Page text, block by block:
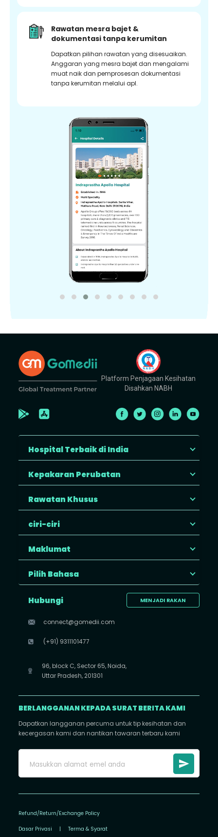
Rawatan mesra bajet &
dokumentasi tanpa kerumitan
Dapatkan pilihan rawatan yang disesuaikan.
Anggaran yang mesra bajet dan mengalami
muat naik dan pemprosesan dokumentasi
tanpa kerumitan melalui apl.
Platform Penjagaan Kesihatan
Disahkan NABH
Hospital Terbaik di India
Kepakaran Perubatan
Rawatan Khusus
ciri-ciri
Maklumat
Pilih Bahasa
MENJADI RAKAN
Hubungi
connect@gomedii.com
(+91) 9311101477
96, block C, Sector 65, Noida,
Uttar Pradesh, 201301
BERLANGGANAN KEPADA SURAT BERITA KAMI
Dapatkan langganan percuma untuk tip kesihatan dan
kecergasan kami dan nantikan tawaran terbaru kami
Refund/Return/Exchange Policy
Dasar Privasi | Terma & Syarat